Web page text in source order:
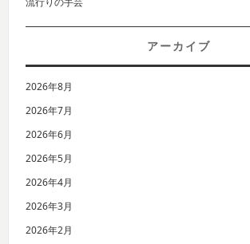
アーカイブ
2026年8月
2026年7月
2026年6月
2026年5月
2026年4月
2026年3月
2026年2月